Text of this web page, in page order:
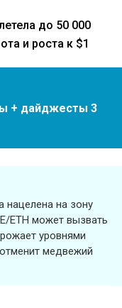
до 50 000
и роста к $1
+ дайджесты 3
нацелена на зону
ETH может вызвать
уровнями
медвежий